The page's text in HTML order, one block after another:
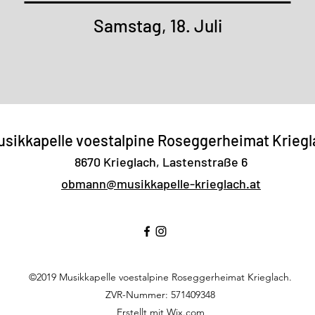
Samstag, 18. Juli
voestalpine Roseggerheimat
8670 Krieglach, Lastenstraße 6
obmann@musikkapelle-krieglach.at
©2019 Musikkapelle voestalpine Roseggerheimat Krieglach.
ZVR-Nummer: 571409348
Erstellt mit Wix.com